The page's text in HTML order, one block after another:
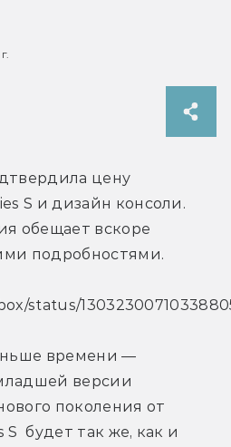
цену
S и дизайн консоли.
обещает вскоре
подробностями.
status/
времени —
версии
поколения от
будет так же, как и